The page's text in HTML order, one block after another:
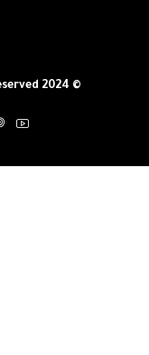
© More Developments - All rights reserved 2024